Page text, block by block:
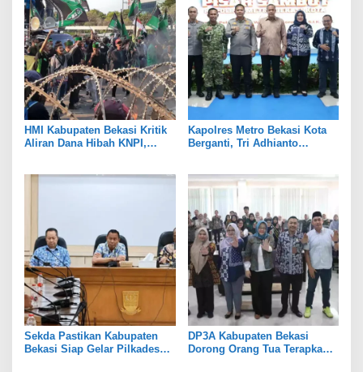
HMI Kabupaten Bekasi Kritik
Aliran Dana Hibah KNPI,
Kapolres Metro Bekasi Kota
Berganti, Tri Adhianto
Sekda Pastikan Kabupaten
Bekasi Siap Gelar Pilkades
DP3A Kabupaten Bekasi
Dorong Orang Tua Terapkan